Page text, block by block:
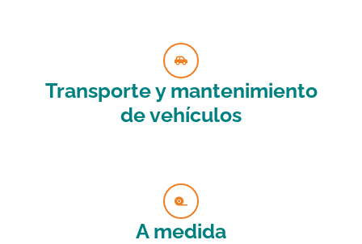
Transporte y mantenimiento
de vehículos
A medida